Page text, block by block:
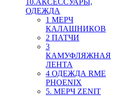
10.АКСЕССУАРЫ,
ОДЕЖДА
1 МЕРЧ
КАЛАШНИКОВ
2 ПАТЧИ
3
КАМУФЛЯЖНАЯ
ЛЕНТА
4 ОДЕЖДА RME
PHOENIX
5. МЕРЧ ZENIT